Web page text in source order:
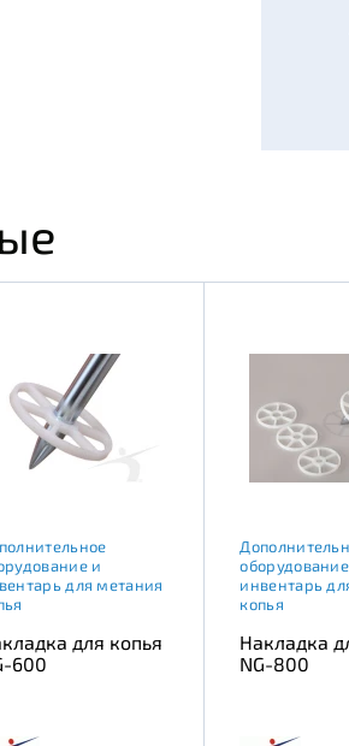
и
для метания
для копья
600
инвентарь
копья
Накладка
NG-800